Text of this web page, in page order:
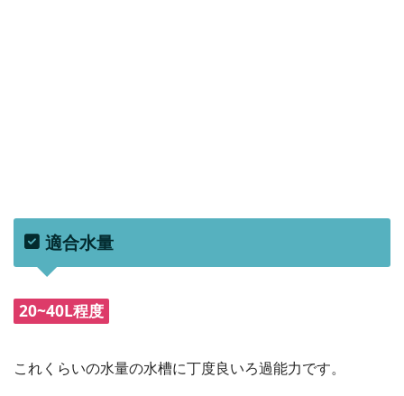
適合水量
20~40L程度
これくらいの水量の水槽に丁度良いろ過能力です。